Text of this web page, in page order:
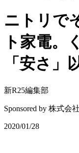
ニトリで
ト家電。
「安さ」
新R25編集部
Sponsored by 株式会
2020/01/28